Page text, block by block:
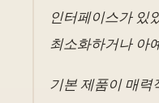
인터페이스가 있
최소화하거나 아
기본 제품이 매력